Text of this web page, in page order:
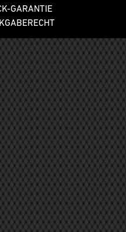
GARANTIE